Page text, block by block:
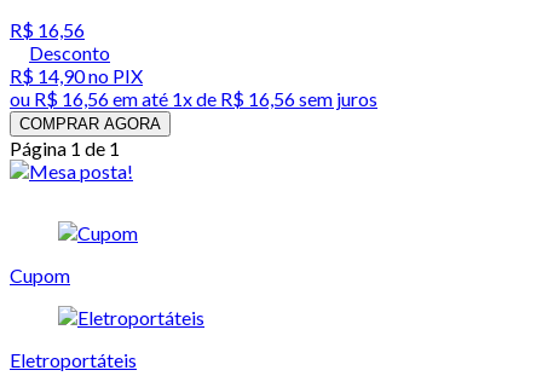
R$ 16,56
Desconto
R$ 14,90no PIX
ou R$ 16,56em até 1x de R$ 16,56sem juros
COMPRAR AGORA
Página 1 de 1
Cupom
Eletroportáteis